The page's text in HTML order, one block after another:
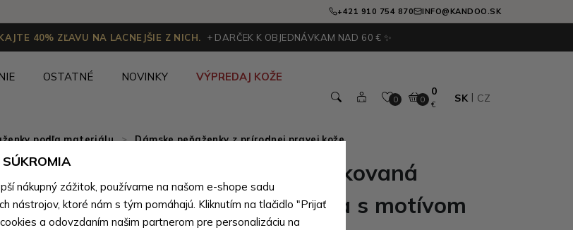
+421 910 754 870 INFO@KANDOO.SK
40% ZĽAVU NA LACNEJŠIE Z NICH. + DARČEK K OBJEDNÁVKAM NAD 60 € ✨
OSTATNÉ NOVINKY VÝPREDAJ KOŽE
0 0
0
€
SK CZ
podľa materiálu > Dámske peňaženky z prírodnej pravej kože
Zelená dámska lakovaná
kožená peňaženka s motívom
nákupný zážitok, používame na našom e-shope sadu
nástrojov, ktoré nám s tým pomáhajú. Kliknutím na tlačidlo "Prijať
a odovzdaním našim partnerom pre personalizáciu na